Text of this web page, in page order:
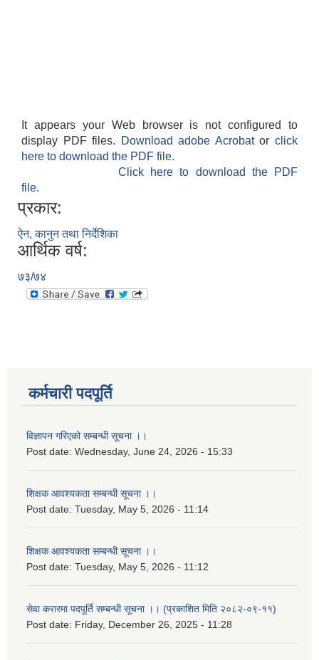
It appears your Web browser is not configured to
display PDF files.
Download adobe Acrobatorclick
here to download the PDF file.
Click here to download the PDF
file.
प्रकार:
ऐन, कानुन तथा निर्देशिका
आर्थिक वर्ष:
७३/७४
कर्मचारी पदपूर्ति
विज्ञापन गरिएको सम्बन्धी सूचना ।।
Post date: Wednesday, June 24, 2026 - 15:33
शिक्षक आवश्यकता सम्बन्धी सूचना ।।
Post date: Tuesday, May 5, 2026 - 11:14
शिक्षक आवश्यकता सम्बन्धी सूचना ।।
Post date: Tuesday, May 5, 2026 - 11:12
सेवा करारमा पदपूर्ति सम्बन्धी सूचना ।। (प्रकाशित मिति २०८२-०९-११)
Post date: Friday, December 26, 2025 - 11:28